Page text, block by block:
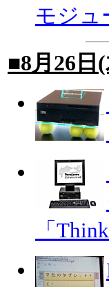
モジュ
■8月26日
「